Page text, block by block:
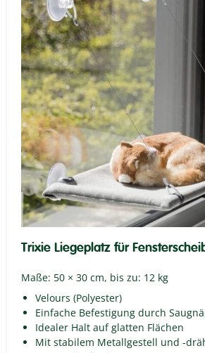
Trixie Liegeplatz für
Maße: 50 × 30 cm, bis zu: 12 kg
Velours (Polyester)
Einfache Befestigung durch
Idealer Halt auf glatten Flächen
Mit stabilem Metallgestell und -